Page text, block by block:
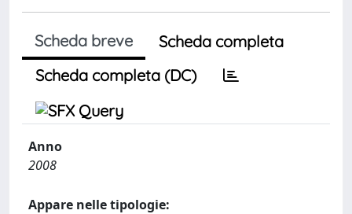
Scheda breve
Scheda completa
Scheda completa (DC)
Anno
2008
Appare nelle tipologie: